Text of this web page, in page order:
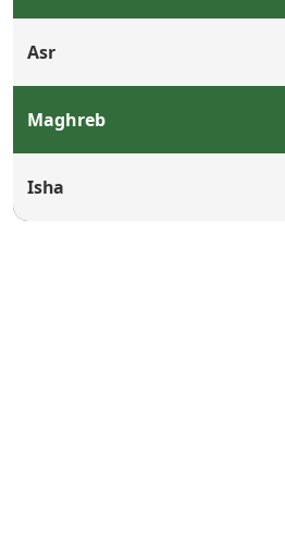
Asr
Maghreb
Isha